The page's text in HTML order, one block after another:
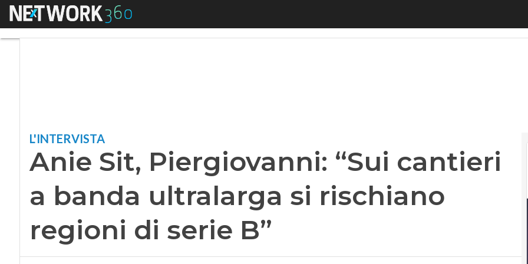
Menu Anie Sit, Piergiovanni: “Sui cantieri a banda ultralarga si rischiano
L'INTERVISTA
Anie Sit, Piergiovanni: “Sui cantieri
a banda ultralarga si rischiano
regioni di serie B”